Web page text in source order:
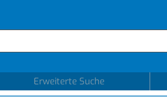
Erweiterte Suche